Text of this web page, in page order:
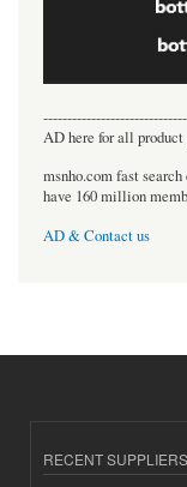
AD here for all product
msnho.com fast
have 160 million
AD & Contact us
RECENT